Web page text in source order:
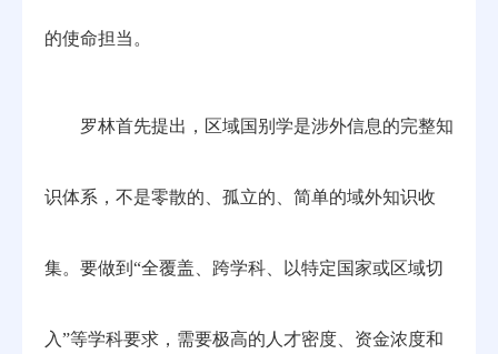
的使命担当。
罗林首先提出，区域国别学是涉外信息的完整知
识体系，不是零散的、孤立的、简单的域外知识收
集。要做到“全覆盖、跨学科、以特定国家或区域切
入”等学科要求，需要极高的人才密度、资金浓度和